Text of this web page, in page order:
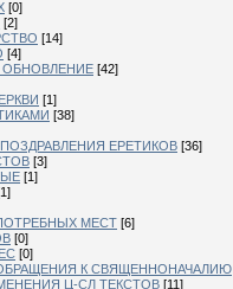
[0]
[2]
[14]
[4]
ОБНОВЛЕНИЕ [42]
[1]
[38]
ЕРЕТИКОВ [36]
[3]
[1]
МЕСТ [6]
[0]
[0]
К СВЯЩЕННОНАЧАЛИЮ
Ц-СЛ ТЕКСТОВ [11]